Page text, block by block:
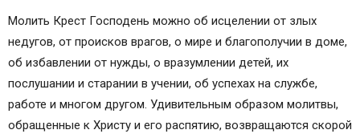
Молить Крест Господень можно об исцелении от злых
недугов, от происков врагов, о мире и благополучии в доме,
об избавлении от нужды, о вразумлении детей, их
послушании и старании в учении, об успехах на службе,
работе и многом другом. Удивительным образом молитвы,
обращенные к Христу и его распятию, возвращаются скорой